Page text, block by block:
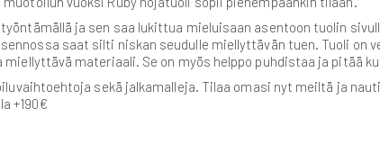
ja sen saa lukittua mieluisaan asentoon tuolin
saat silti niskan seudulle miellyttävän tuen. Tuoli on
materiaali. Se on myös helppo puhdistaa ja pitää
sekä jalkamalleja. Tilaa omasi nyt meiltä ja
+190€